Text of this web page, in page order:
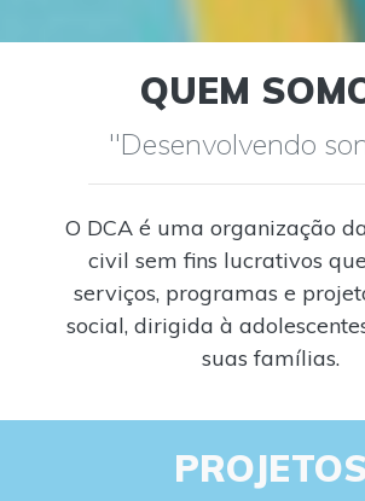
QUEM
"Desenvolvendo
O DCA é uma organização
civil sem fins lucrativos
serviços, programas e
social, dirigida à
suas famílias.